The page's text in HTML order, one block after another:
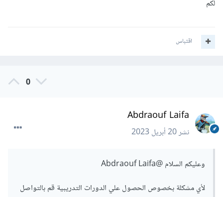
لكم
اقتباس
0
Abdraouf Laifa
نشر20 أبريل 2023
وعليكم السلام@Abdraouf Laifa
لأي مشكلة بخصوص الحصول علي الدورات التدريبية قم بالتواصل